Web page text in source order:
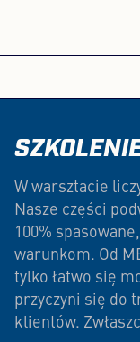
W warsztacie
Nasze części
100%
warunkom. Od
tylko łatwo się
przyczyni się do
klientów.